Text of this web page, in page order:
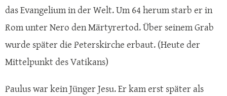
das Evangelium in der Welt. Um 64 herum starb er in
Rom unter Nero den Märtyrertod. Über seinem Grab
wurde später die Peterskirche erbaut. (Heute der
Mittelpunkt des Vatikans)
Paulus war kein Jünger Jesu. Er kam erst später als